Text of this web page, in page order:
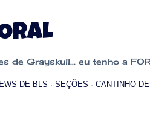
de Grayskull... eu tenho a
DE BLS SEÇÕES CANTINHO